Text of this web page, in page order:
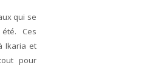
qui se
Ces
Ikaria et
pour